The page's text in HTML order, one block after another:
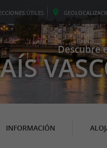
ÚTILES GEO
Descubre
INFORMACIÓN